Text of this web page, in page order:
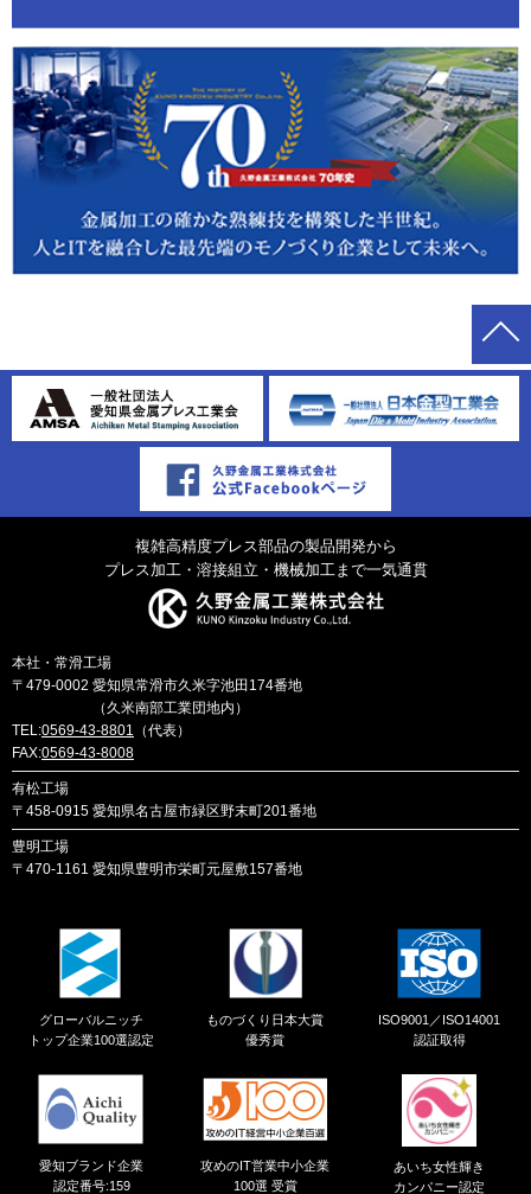
複雑高精度プレス部品の製品開発から
プレス加工・溶接組立・機械加工まで一気通貫
本社・常滑工場
〒479-0002 愛知県常滑市久米字池田174番地
（久米南部工業団地内）
TEL:0569-43-8801 （代表）
FAX:0569-43-8008
有松工場
〒458-0915 愛知県名古屋市緑区野末町201番地
豊明工場
〒470-1161 愛知県豊明市栄町元屋敷157番地
グローバルニッチ
トップ企業100選認定
ものづくり日本大賞
優秀賞
ISO9001／ISO14001
認証取得
愛知ブランド企業
認定番号:159
攻めのIT営業中小企業
100選 受賞
あいち女性輝き
カンパニー認定